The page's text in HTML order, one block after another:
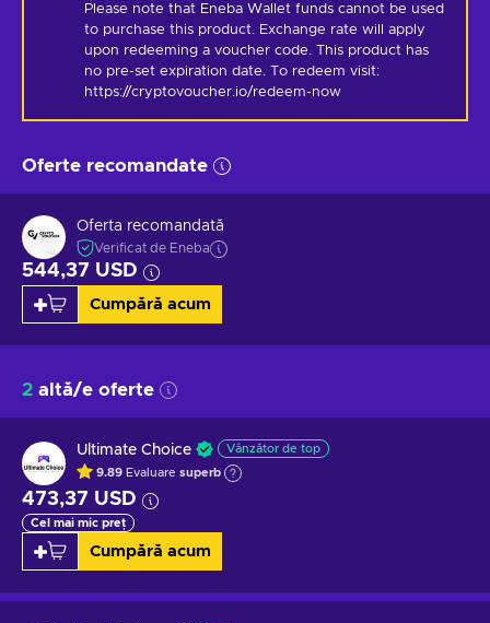
Please note that Eneba Wallet funds cannot be used
to purchase this product. Exchange rate will apply
upon redeeming a voucher code. This product has
no pre-set expiration date. To redeem visit:
https://cryptovoucher.io/redeem-now
Oferte recomandate
Oferta recomandată
Verificat de Eneba
544,37 USD
Cumpără acum
2 altă/e oferte
Ultimate Choice Vânzător de top
9.89 Evaluare superb
473,37 USD
Cel mai mic preț
Cumpără acum